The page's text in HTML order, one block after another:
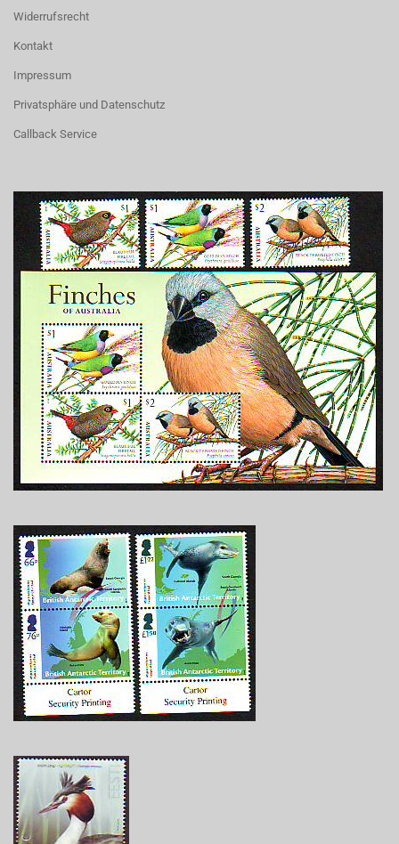
Widerrufsrecht
Kontakt
Impressum
Privatsphäre und Datenschutz
Callback Service